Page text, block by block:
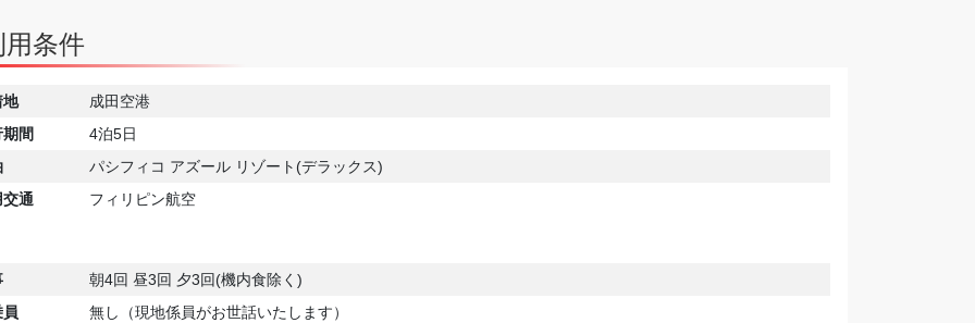
条件
地
成田空港
間
4泊5日
パシフィコ アズール リゾート(デラックス)
通
フィリピン航空
朝4回 昼3回 夕3回(機内食除く)
無し（現地係員がお世話いたします）